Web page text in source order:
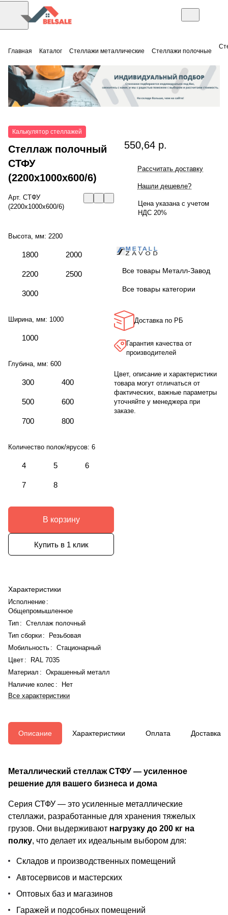
Главная Каталог Стеллажи металлические Стеллажи полочные
Калькулятор стеллажей
Стеллаж полочный
СТФУ
(2200x1000x600/6)
Арт. СТФУ
(2200x1000x600/6)
Высота, мм: 2200
1800 2000
2200 2500
3000
Ширина, мм: 1000
1000
Глубина, мм: 600
300 400
500 600
700 800
Количество полок/ярусов: 6
4 5 6
7 8
В корзину
Купить в 1 клик
Характеристики
Исполнение :
Общепромышленное
Тип : Стеллаж полочный
Тип сборки:
Резьбовая
Мобильность : Стационарный
Цвет :
RAL 7035
Материал : Окрашенный металл
Наличие колес :
Нет
Все характеристики
550,64 р.
Рассчитать доставку
Нашли дешевле?
Цена указана с учетом
НДС 20%
Все товары Металл-Завод
Все товары категории
Доставка по РБ
Гарантия качества от
производителей
Цвет, описание и характеристики
товара могут отличаться от
фактических, важные параметры
уточняйте у менеджера при
заказе.
Описание Характеристики Оплата Доставка
Металлический стеллаж СТФУ — усиленное
решение для вашего бизнеса и дома
Серия СТФУ — это усиленные металлические
стеллажи, разработанные для хранения тяжелых
грузов. Они выдерживают нагрузку до 200 кг на
полку, что делает их идеальным выбором для:
Складов и производственных помещений
Автосервисов и мастерских
Оптовых баз и магазинов
Гаражей и подсобных помещений